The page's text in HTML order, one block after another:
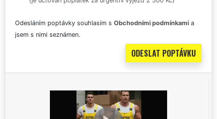
Odesláním poptávky souhlasím s Obchodními podmínkami a
jsem s nimi seznámen.